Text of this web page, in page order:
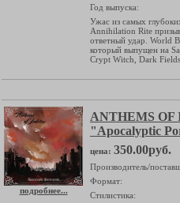
Год выпуска:
Ужас из самых
Annihilation Rite
ответный удар. World
который выпущен на
Crypt Witch, Dark
подробнее...
ANTHEMS OF
"Apocalyptic
цена: 350.00руб.
Производитель/
Формат:
Стилистика: